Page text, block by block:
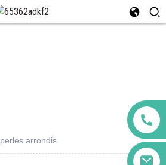
arrondis